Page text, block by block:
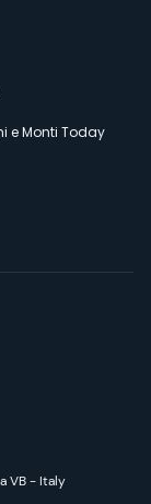
e Monti Today
VB - Italy